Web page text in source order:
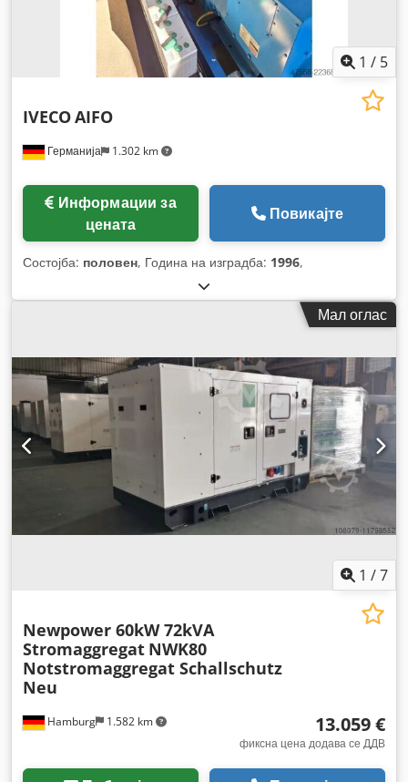
1 / 5
Германија 1.302 km
IVECOAIFO
цената
Повикајте
Состојба: половен, Година на изградба: 1996,
Мал оглас
1 /7
Hamburg 1.582 km
Newpower 60kW 72kVA
Stromaggregat NWK80
Notstromaggregat Schallschutz
Neu
13.059 €
фиксна цена додава се ДДВ